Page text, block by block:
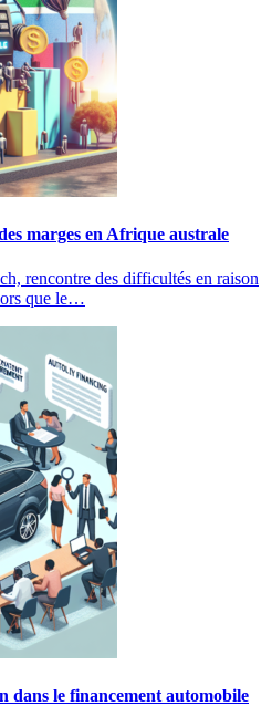
marges en Afrique australe
rencontre des difficultés en raison
que le…
dans le financement automobile